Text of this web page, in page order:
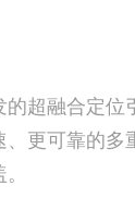
的超融合定位
、更可靠的